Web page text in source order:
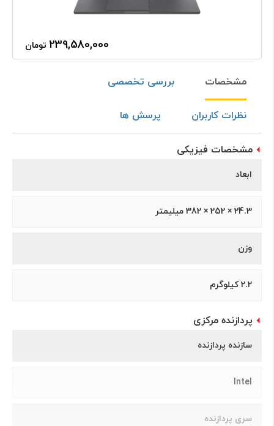
239,580,000 تومان
مشخصات بررسی تخصصی
نظرات کاربران پرسش ها
مشخصات فیزیکی
ابعاد
24.3 × 252 × 382 میلیمتر
وزن
2.2 کیلوگرم
پردازنده مرکزی
سازنده پردازنده
Intel
سری پردازنده